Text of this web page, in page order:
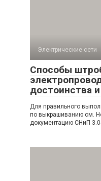
Электрические сети
Способы
достоинства
Для правильного
по выкрашиванию см.
документацию СНиП